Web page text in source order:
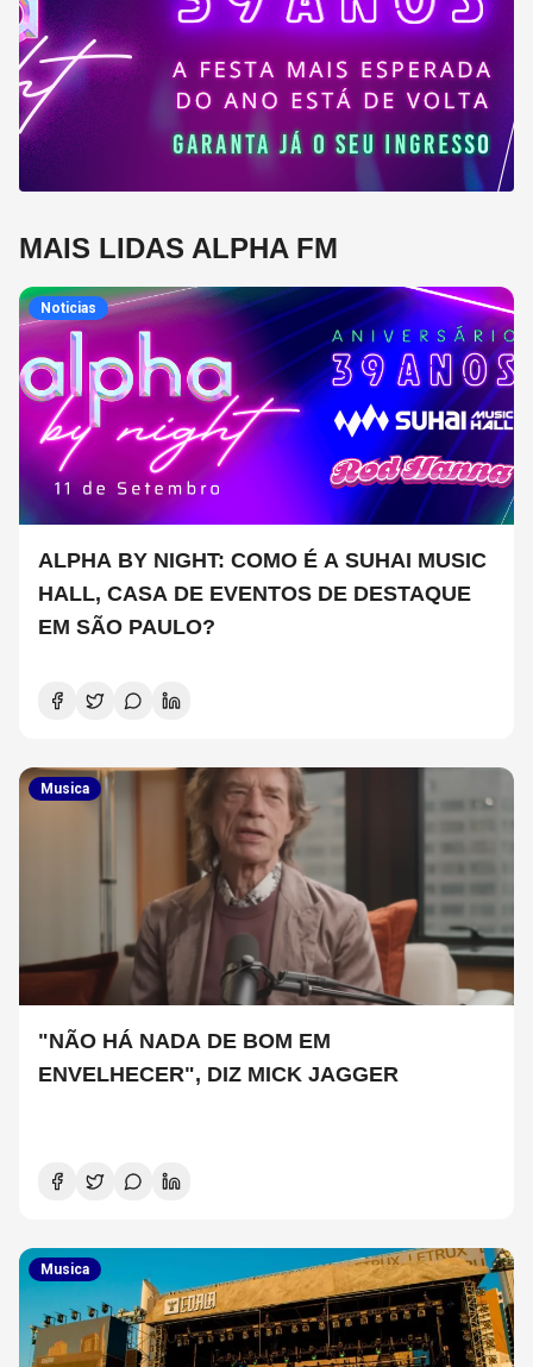
MAIS LIDAS ALPHA FM
Noticias
ALPHA BY NIGHT: COMO É A SUHAI MUSIC
HALL, CASA DE EVENTOS DE DESTAQUE
EM SÃO PAULO?
Musica
"NÃO HÁ NADA DE BOM EM
ENVELHECER", DIZ MICK JAGGER
Musica